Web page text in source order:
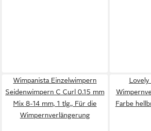
Wimpanista Einzelwimpern
Seidenwimpern C Curl 0.15 mm
Mix 8-14 mm, 1 tlg., Für die
Wimpernverlängerung
Farbe